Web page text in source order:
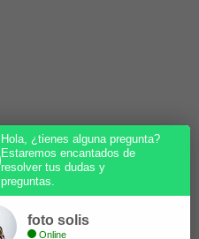
Hola, ¿tienes alguna pregunta?
Estaremos encantados de
resolver tus dudas y
preguntas.
foto solis
Online